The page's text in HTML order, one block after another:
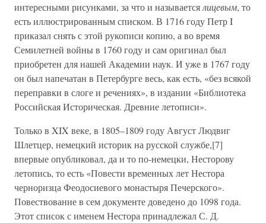
интересными рисунками, за что и называетсялицевым, то
есть иллюстрированным списком. В 1716 году Петр I
приказал снять с этой рукописи копию, а во время
Семилетней войны в 1760 году и сам оригинал был
приобретен для нашей Академии наук. И уже в 1767 году
он был напечатан в Петербурге весь, как есть, «без всякой
переправки в слоге и речениях», в издании «Библиотека
Российская Историческая. Древние летописи».
Только в XIX веке, в 1805–1809 году Август Людвиг
Шлетцер, немецкий историк на русской службе,[7]
впервые опубликовал, да и то по-немецки, Несторову
летопись, то есть «Повести временных лет Нестора
черноризца Феодосиевого монастыря Печерского».
Повествование в сем документе доведено до 1098 года.
Этот список с именем Нестора принадлежал С. Д.